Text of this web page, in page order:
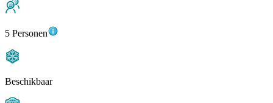
5 Personen
Beschikbaar